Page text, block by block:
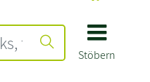
Stöbern